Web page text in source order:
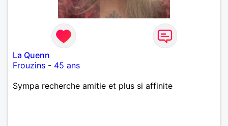
La Quenn
Frouzins - 45 ans
Sympa recherche amitie et plus si affinite